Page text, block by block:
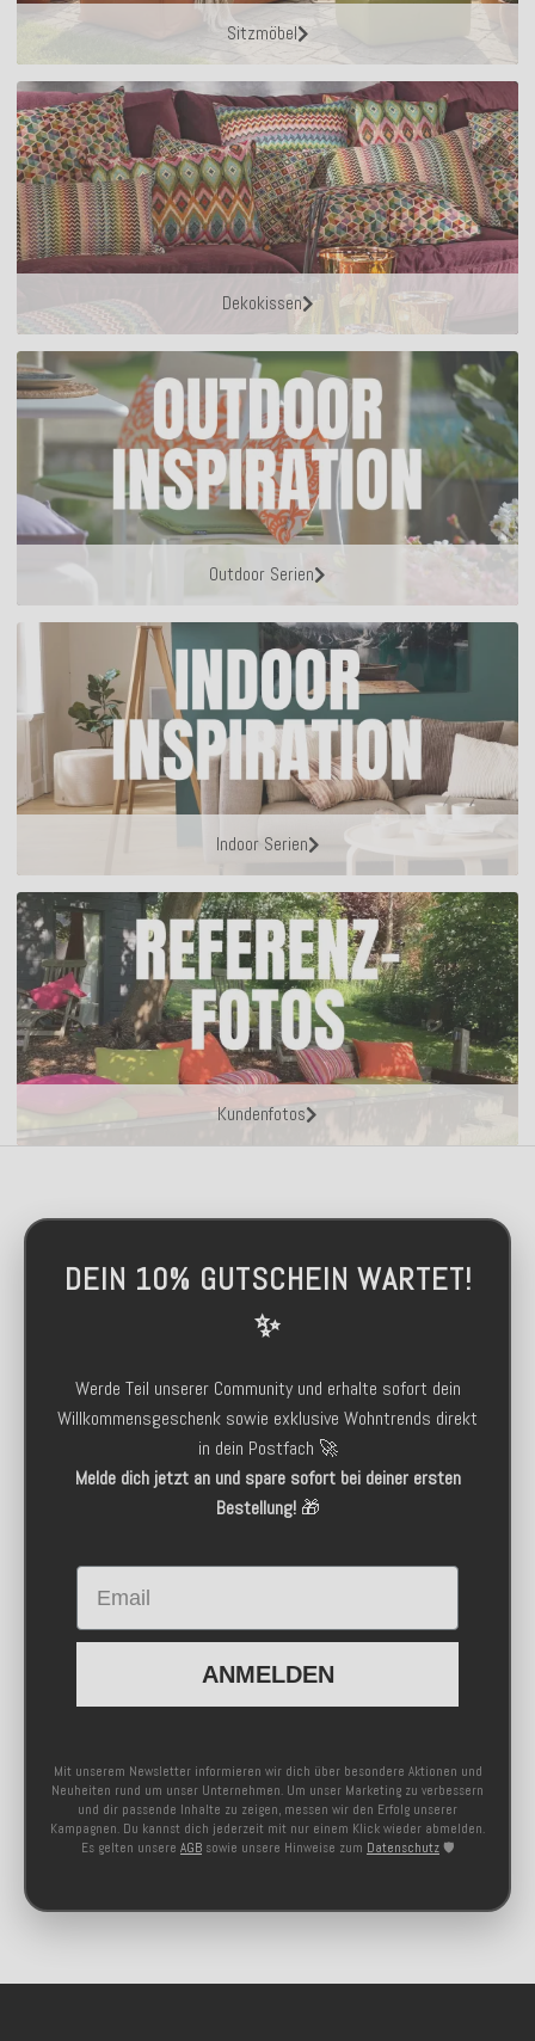
Sitzmöbel
Dekokissen
Outdoor Serien
Indoor Serien
Kundenfotos
DEIN 10% GUTSCHEIN WARTET!
✨
Werde Teil unserer Community und erhalte sofort dein
Willkommensgeschenk sowie exklusive Wohntrends direkt
in dein Postfach 🚀
Melde dich jetzt an und spare sofort bei deiner ersten
Bestellung!🎁
Email
ANMELDEN
Mit unserem Newsletter informieren wir dich über besondere Aktionen und
Neuheiten rund um unser Unternehmen. Um unser Marketing zu verbessern
und dir passende Inhalte zu zeigen, messen wir den Erfolg unserer
Kampagnen. Du kannst dich jederzeit mit nur einem Klick wieder abmelden.
Es gelten unsere AGB sowie unsere Hinweise zum Datenschutz 🛡️